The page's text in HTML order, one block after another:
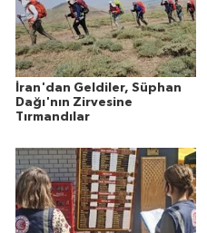
İran'dan Geldiler, Süphan
Dağı'nın Zirvesine
Tırmandılar